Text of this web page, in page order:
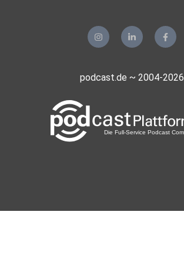
podcast.de ~ 2004-2026